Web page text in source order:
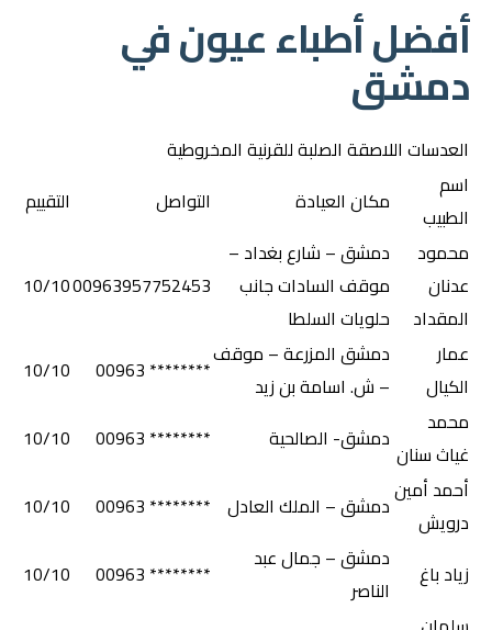
أفضل أطباء عيون في
دمشق
العدسات اللاصقة الصلبة للقرنية المخروطية
اسم
الطبيب
مكان العيادة التواصل
التقييم
محمود
عدنان
المقداد
دمشق – شارع بغداد –
موقف السادات جانب
حلويات السلطا
00963957752453
10/10
عمار
الكيال
دمشق المزرعة – موقف
– ش. اسامة بن زيد
******** 00963
10/10
محمد
غياث سنان دمشق- الصالحية ******** 00963
10/10
أحمد أمين
درويش
دمشق – الملك العادل ******** 00963
10/10
زياد باغ
دمشق – جمال عبد
الناصر
******** 00963
10/10